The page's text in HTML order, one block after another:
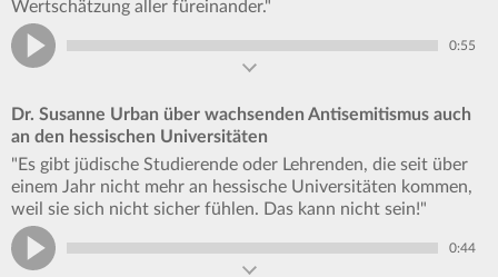
Wertschätzung aller füreinander."
0:55
Dr. Susanne Urban über wachsenden Antisemitismus auch
an den hessischen Universitäten
"Es gibt jüdische Studierende oder Lehrenden, die seit über
einem Jahr nicht mehr an hessische Universitäten kommen,
weil sie sich nicht sicher fühlen. Das kann nicht sein!"
0:44